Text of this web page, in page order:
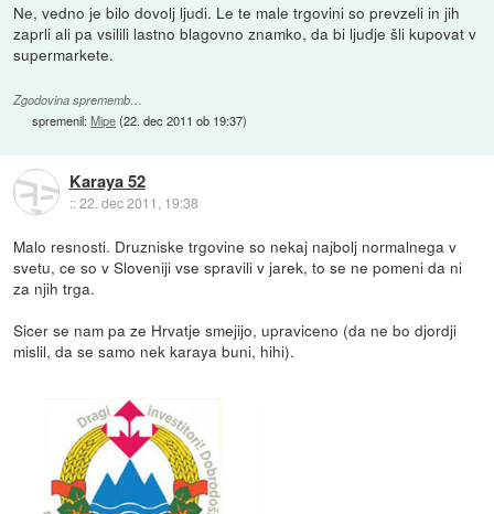
Ne, vedno je bilo dovolj ljudi. Le te male trgovini so prevzeli in jih
zaprli ali pa vsilili lastno blagovno znamko, da bi ljudje šli kupovat v
supermarkete.
Zgodovina sprememb…
spremenil:Mipe(22. dec 2011 ob 19:37)
Karaya 52
::22. dec 2011, 19:38
Malo resnosti. Druzniske trgovine so nekaj najbolj normalnega v
svetu, ce so v Sloveniji vse spravili v jarek, to se ne pomeni da ni
za njih trga.
Sicer se nam pa ze Hrvatje smejijo, upraviceno (da ne bo djordji
mislil, da se samo nek karaya buni, hihi).